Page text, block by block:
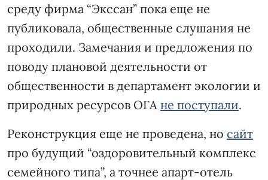
среду фирма “Экссан” пока еще не
публиковала, общественные слушания не
проходили. Замечания и предложения по
поводу плановой деятельности от
общественности в департамент экологии и
природных ресурсов ОГА не поступали.
Реконструкция еще не проведена, но сайт
про будущий “оздоровительный комплекс
семейного типа”, а точнее апарт-отель